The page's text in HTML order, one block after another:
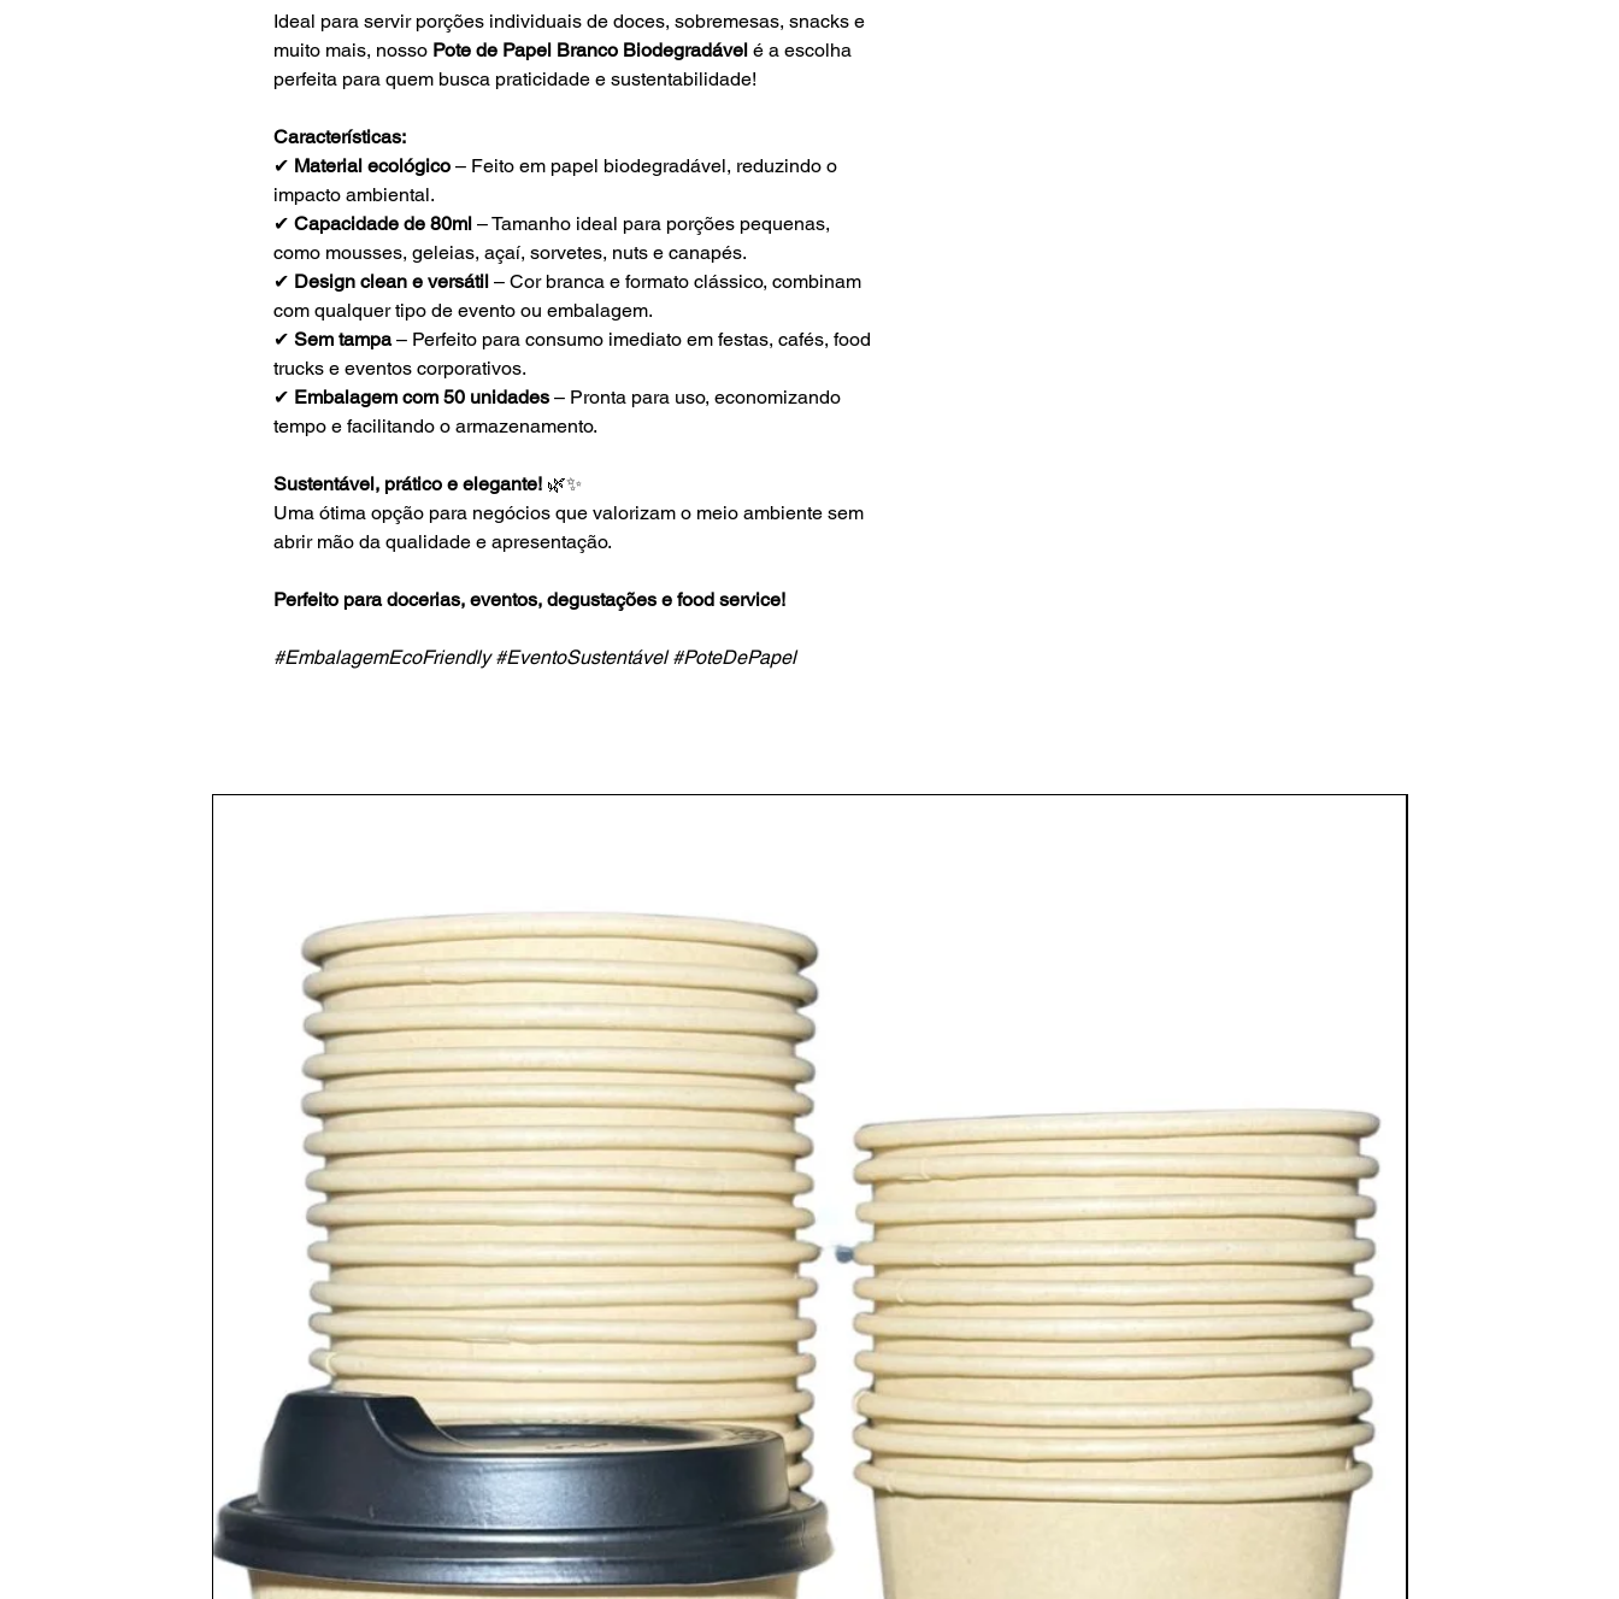
Ideal para servir porções individuais de doces, sobremesas, snacks e
muito mais, nosso Pote de Papel Branco Biodegradável é a escolha
perfeita para quem busca praticidade e sustentabilidade!
Características:
✔ Material ecológico – Feito em papel biodegradável, reduzindo o
impacto ambiental.
✔ Capacidade de 80ml – Tamanho ideal para porções pequenas,
como mousses, geleias, açaí, sorvetes, nuts e canapés.
✔ Design clean e versátil – Cor branca e formato clássico, combinam
com qualquer tipo de evento ou embalagem.
✔ Sem tampa– Perfeito para consumo imediato em festas, cafés, food
trucks e eventos corporativos.
✔ Embalagem com 50 unidades – Pronta para uso, economizando
tempo e facilitando o armazenamento.
Sustentável, prático e elegante! 🌿✨
Uma ótima opção para negócios que valorizam o meio ambiente sem
abrir mão da qualidade e apresentação.
Perfeito para docerias, eventos, degustações e food service!
#EmbalagemEcoFriendly #EventoSustentável #PoteDePapel